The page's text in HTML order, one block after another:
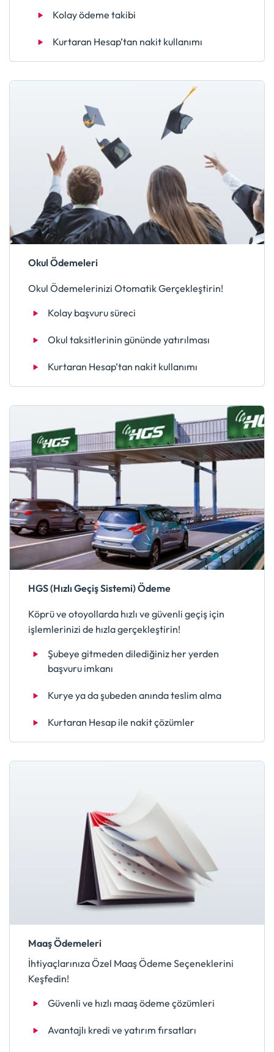
Kolay ödeme takibi
Kurtaran Hesap’tan nakit kullanımı
Okul Ödemeleri
Okul Ödemelerinizi Otomatik Gerçekleştirin!
Kolay başvuru süreci
Okul taksitlerinin gününde yatırılması
Kurtaran Hesap’tan nakit kullanımı
HGS (Hızlı Geçiş Sistemi) Ödeme
Köprü ve otoyollarda hızlı ve güvenli geçiş için
işlemlerinizi de hızla gerçekleştirin!
Şubeye gitmeden dilediğiniz her yerden
başvuru imkanı
Kurye ya da şubeden anında teslim alma
Kurtaran Hesap ile nakit çözümler
Maaş Ödemeleri
İhtiyaçlarınıza Özel Maaş Ödeme Seçeneklerini
Keşfedin!
Güvenli ve hızlı maaş ödeme çözümleri
Avantajlı kredi ve yatırım fırsatları